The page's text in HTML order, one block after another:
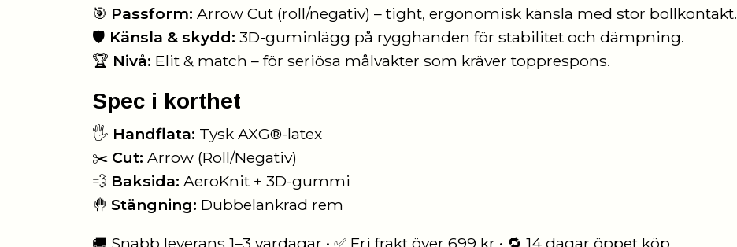
🎯 Passform: Arrow Cut (roll/negativ) – tight, ergonomisk känsla med stor bollkontakt.
🛡️ Känsla & skydd: 3D-guminlägg på rygghanden för stabilitet och dämpning.
🏆 Nivå: Elit & match – för seriösa målvakter som kräver topprespons.
Spec i korthet
🖐️ Handflata: Tysk AXG®-latex
✂️ Cut: Arrow (Roll/Negativ)
💨 Baksida: AeroKnit + 3D-gummi
🤚 Stängning: Dubbelankrad rem